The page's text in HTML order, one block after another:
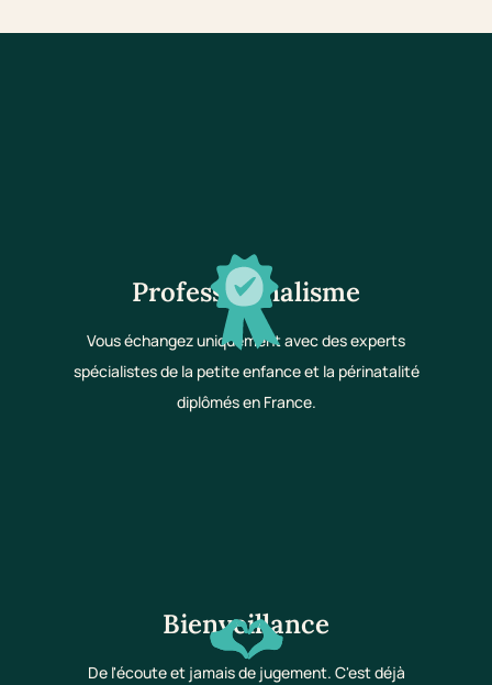
Professionnalisme
Vous échangez uniquement avec des experts
spécialistes de la petite enfance et la périnatalité
diplômés en France.
Bienveillance
De l'écoute et jamais de jugement. C'est déjà